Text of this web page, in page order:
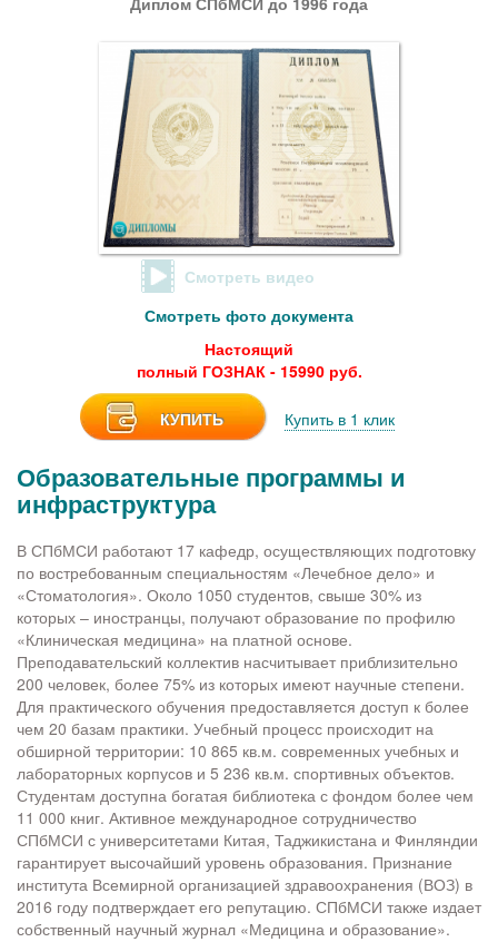
Смотреть видео
Смотреть фото документа
Настоящий
полный ГОЗНАК - 15990 руб.
КУПИТЬ Купить в 1 клик
Образовательные программы и
инфраструктура
В СПбМСИ работают 17 кафедр, осуществляющих подготовку
по востребованным специальностям «Лечебное дело» и
«Стоматология». Около 1050 студентов, свыше 30% из
которых – иностранцы, получают образование по профилю
«Клиническая медицина» на платной основе.
Преподавательский коллектив насчитывает приблизительно
200 человек, более 75% из которых имеют научные степени.
Для практического обучения предоставляется доступ к более
чем 20 базам практики. Учебный процесс происходит на
обширной территории: 10 865 кв.м. современных учебных и
лабораторных корпусов и 5 236 кв.м. спортивных объектов.
Студентам доступна богатая библиотека с фондом более чем
11 000 книг. Активное международное сотрудничество
СПбМСИ с университетами Китая, Таджикистана и Финляндии
гарантирует высочайший уровень образования. Признание
института Всемирной организацией здравоохранения (ВОЗ) в
2016 году подтверждает его репутацию. СПбМСИ также издает
собственный научный журнал «Медицина и образование».